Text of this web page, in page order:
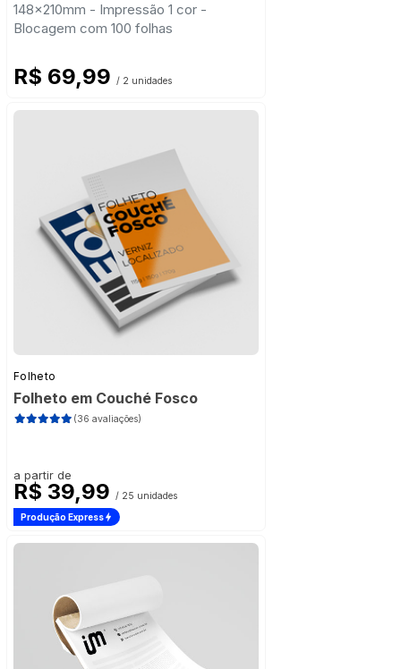
148x210mm - Impressão 1 cor -
Blocagem com 100 folhas
R$ 69,99 / 2 unidades
Folheto
Folheto em Couché Fosco
(36 avaliações)
a partir de
R$ 39,99 / 25 unidades
Produção Express